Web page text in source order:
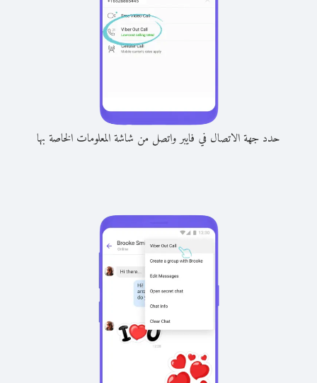
حدد جهة الاتصال في فايبر واتصل من شاشة المعلومات الخاصة بها